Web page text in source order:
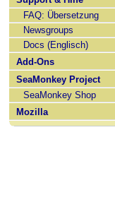
FAQ: Übersetzung
Newsgroups
Docs (Englisch)
Add-Ons
SeaMonkey Project
SeaMonkey Shop
Mozilla